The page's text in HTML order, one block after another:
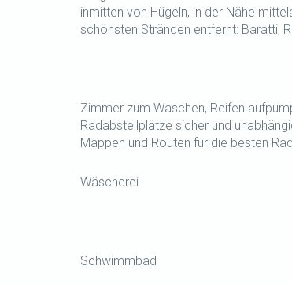
inmitten von Hügeln, in der Nähe
schönsten Stränden entfernt: Baratti,
Zimmer zum Waschen, Reifen
Radabstellplätze sicher und
Mappen und Routen für die besten
Wäscherei
Schwimmbad